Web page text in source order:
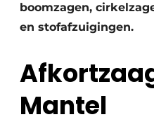
boomzagen,
en stofafzuigingen.
Mantel